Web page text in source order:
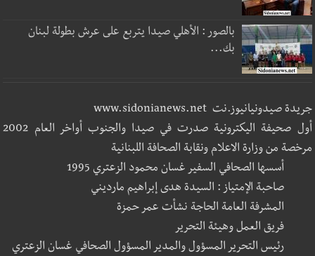
بالصور : الأهلي صيدا يتربع على عرش بطولة لبنان
بك...
جريدة صيدونيانيوز.نت www.sidonianews.net
أول صحيفة اليكترونية صدرت في صيدا والجنوب أواخر العام 2002
مرخصة من وزارة الاعلام ونقابة الصحافة اللبنانية
أسسها الصحافي السفير غسان محمود الزعتري 1995
صاحبة الإمتياز : السيدة هدى إبراهيم مارديني
المشرفة العامة الحاجة نشأت عمر حمزة
فريق العمل وهيئة التحرير
رئيس التحرير المسؤول والمدير المسؤول الصحافي غسان الزعتري